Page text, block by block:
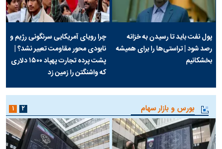
پول نفت باید تا رسیدن به خزانه
رصد شود | تراستی‌ها را برای همیشه
بخشکانیم
چرا رویای آمریکایی سرنگونی رژیم و
نابودی محور مقاومت تعبیر نشد؟ |
پشت پرده تجارت پهپاد‌ ۱۵۰۰ دلاری
که واشنگتن را زمین زد
بورس و بازار سهام ۱ ۲